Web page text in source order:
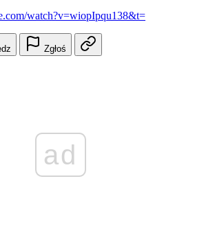
watch?v=wiopIpqu138&t=
Zgłoś
ad